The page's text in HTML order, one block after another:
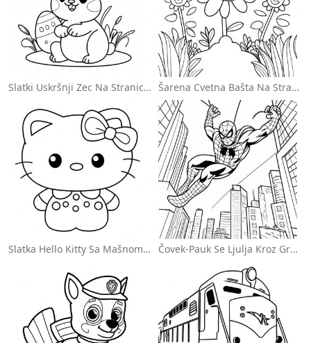
Slatki Uskršnji Zec Na Stranici Za Bojanje Šarena Cvetna Bašta Na Stranici Za Bojanje
Slatka Hello Kitty Sa Mašnom - Bojanka Čovek-Pauk Se Ljulja Kroz Grad - Bojanka